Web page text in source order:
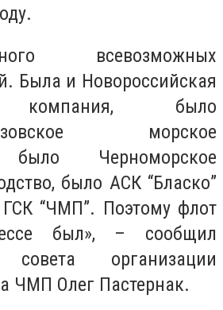
всевозможных
Была и Новороссийская
компания, было
Азовское морское
было Черноморское
было АСК “Бласко”
“ЧМП”. Поэтому флот
был», – сообщил
совета организации
ЧМП Олег Пастернак.